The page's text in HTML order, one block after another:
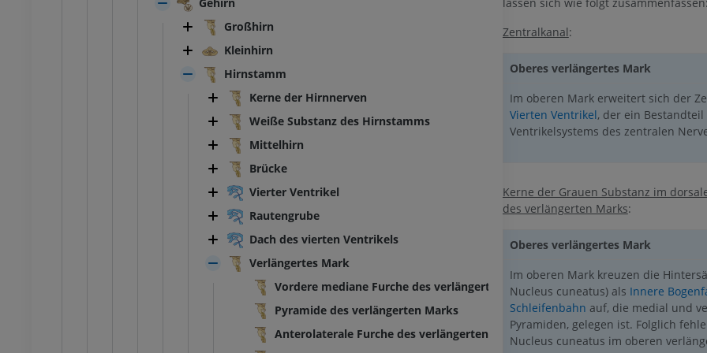
Großhirn
Kleinhirn
Hirnstamm
Kerne der Hirnnerven
Weiße Substanz des Hirnstamms
Mittelhirn
Brücke
Vierter Ventrikel
Rautengrube
Dach des vierten Ventrikels
Verlängertes Mark
Vordere mediane Furche des verlängerten Marks
Pyramide des verlängerten Marks
Anterolaterale Furche des verlängerten Marks
Zentralkanal:
Oberes verlängertes Mark
Im oberen Mark erweitert sich der
Vierten Ventrikel, der ein Bestandteil
Ventrikelsystems des zentralen
Kerne der Grauen Substanz im
des verlängerten Marks:
Oberes verlängertes Mark
Im oberen Mark kreuzen die
Nucleus cuneatus) als Innere
Schleifenbahn auf, die medial und
Pyramiden, gelegen ist. Folglich
Nucleus cuneatus im oberen
SPRUNGGELENK-FUSS
Fußwurzel-MRT MRT der oberen Extremität
MRT der Schulter
MRT
UNTERE GLIEDMASSE
Untere
PREMIUM
unteren
Röntgenbilder